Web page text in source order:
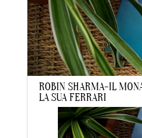
ROBIN SHARMA-IL
LA SUA FERRARI
laraadmin|Apr 6, 2021|